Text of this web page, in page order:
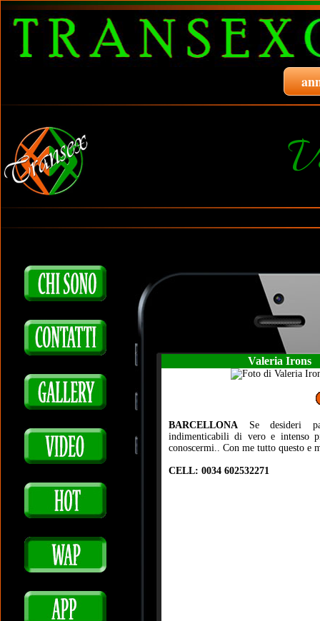
Valeria Irons
BARCELLONA Se desideri
indimenticabili di vero e intenso
conoscermi.. Con me tutto questo e
CELL: 0034 602532271